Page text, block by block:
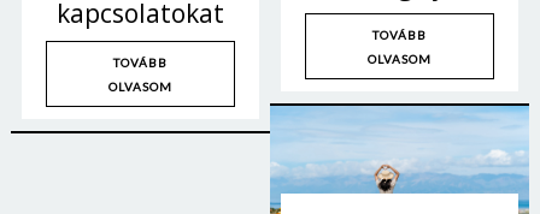
kapcsolatokat
TOVÁBB
OLVASOM
TOVÁBB
OLVASOM